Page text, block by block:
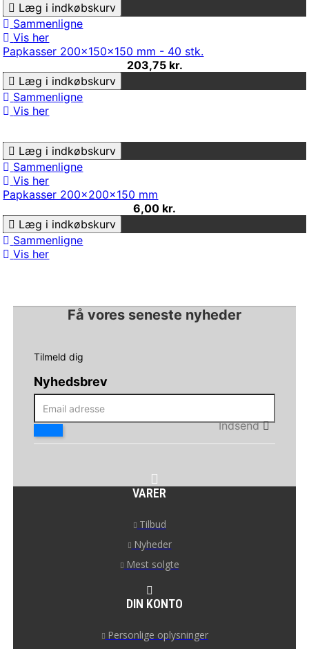
Læg i indkøbskurv
Sammenligne
Vis her
Papkasser 200x150x150 mm - 40 stk.
203,75 kr.
Læg i indkøbskurv
Sammenligne
Vis her
Læg i indkøbskurv
Sammenligne
Vis her
Papkasser 200x200x150 mm
6,00 kr.
Læg i indkøbskurv
Sammenligne
Vis her
Få vores seneste nyheder
Tilmeld dig
Nyhedsbrev
Indsend
VARER
Tilbud
Nyheder
Mest solgte
DIN KONTO
Personlige oplysninger